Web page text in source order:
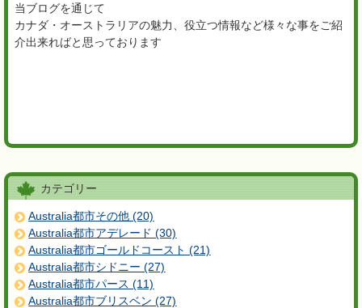
当ブログを通じて
カナダ・オーストラリアの魅力、役立つ情報など様々な事をご紹
介出来ればと思っております
カテゴリー
Australia都市その他 (20)
Australia都市アデレード (30)
Australia都市ゴールドコースト (21)
Australia都市シドニー (27)
Australia都市パース (11)
Australia都市ブリスベン (27)